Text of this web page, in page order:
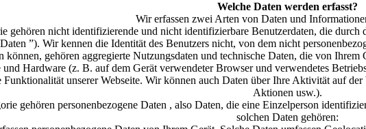
Welche Daten werden erfasst?
Wir erfassen zwei Arten von Daten und
gehören nicht identifizierende und nicht identifizierbare Benutzerdaten, die
”). Wir kennen die Identität des Benutzers nicht, von dem nicht
können, gehören aggregierte Nutzungsdaten und technische Daten, die von
Hardware (z. B. auf dem Gerät verwendeter Browser und verwendetes
Funktionalität unserer Webseite. Wir können auch Daten über Ihre Aktivität auf
Aktionen usw.).
gehören personenbezogene Daten , also Daten, die eine Einzelperson
solchen Daten gehören: